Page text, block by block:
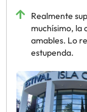
Realmente
muchísimo, la
amables. Lo
estupenda.